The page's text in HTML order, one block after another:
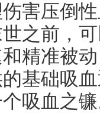
害压倒
之前，
精准被
基础吸
吸血之